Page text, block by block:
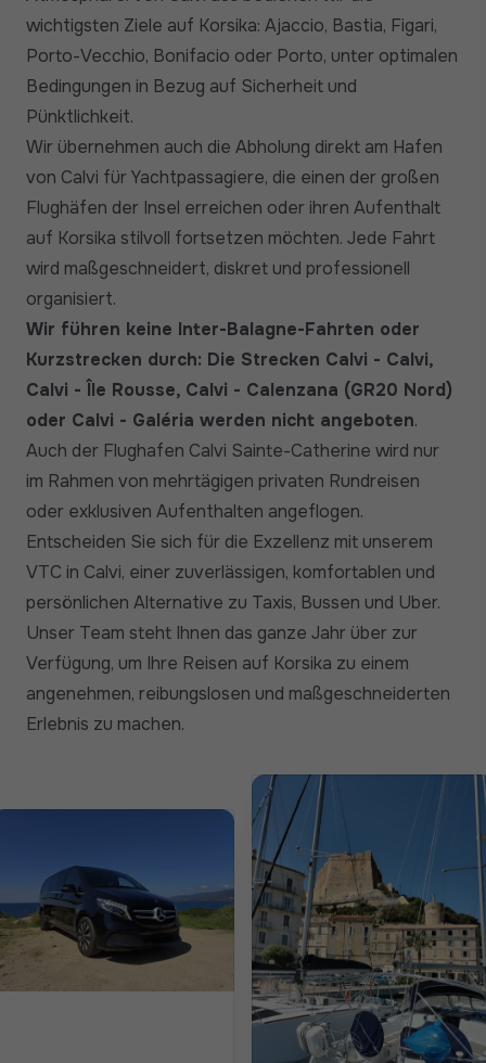
wichtigsten Ziele auf Korsika: Ajaccio, Bastia, Figari,
Porto-Vecchio, Bonifacio oder Porto, unter optimalen
Bedingungen in Bezug auf Sicherheit und
Pünktlichkeit.
Wir übernehmen auch die Abholung direkt am Hafen
von Calvi für Yachtpassagiere, die einen der großen
Flughäfen der Insel erreichen oder ihren Aufenthalt
auf Korsika stilvoll fortsetzen möchten. Jede Fahrt
wird maßgeschneidert, diskret und professionell
organisiert.
Wir führen keine Inter-Balagne-Fahrten oder
Kurzstrecken durch: Die Strecken Calvi - Calvi,
Calvi - Île Rousse, Calvi - Calenzana (GR20 Nord)
oder Calvi - Galéria werden nicht angeboten.
Auch der Flughafen Calvi Sainte-Catherine wird nur
im Rahmen von mehrtägigen privaten Rundreisen
oder exklusiven Aufenthalten angeflogen.
Entscheiden Sie sich für die Exzellenz mit unserem
VTC in Calvi, einer zuverlässigen, komfortablen und
persönlichen Alternative zu Taxis, Bussen und Uber.
Unser Team steht Ihnen das ganze Jahr über zur
Verfügung, um Ihre Reisen auf Korsika zu einem
angenehmen, reibungslosen und maßgeschneiderten
Erlebnis zu machen.